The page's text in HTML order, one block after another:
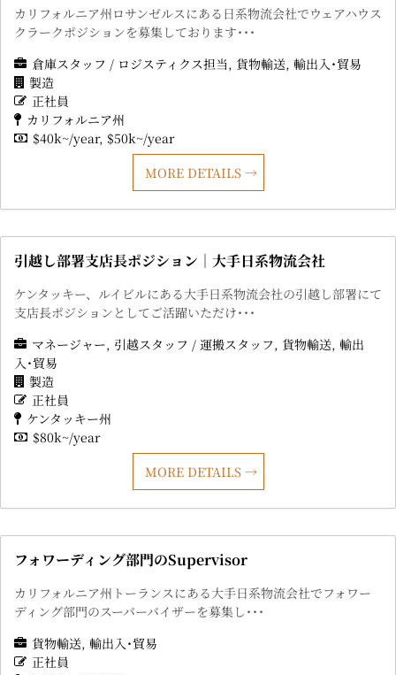
カリフォルニア州ロサンゼルスにある日系物流会社でウェアハウス
クラークポジションを募集しております･･･
倉庫スタッフ / ロジスティクス担当 貨物輸送 輸出入･貿易
製造
正社員
カリフォルニア州
$40k~/year $50k~/year
MORE DETAILS
引越し部署支店長ポジション｜大手日系物流会社
ケンタッキー、ルイビルにある大手日系物流会社の引越し部署にて
支店長ポジションとしてご活躍いただけ･･･
マネージャー 引越スタッフ / 運搬スタッフ 貨物輸送 輸出
入･貿易
製造
正社員
ケンタッキー州
$80k~/year
MORE DETAILS
フォワーディング部門のSupervisor
カリフォルニア州トーランスにある大手日系物流会社でフォワー
ディング部門のスーパーバイザーを募集し･･･
貨物輸送 輸出入･貿易
正社員